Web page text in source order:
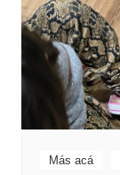
Más acá